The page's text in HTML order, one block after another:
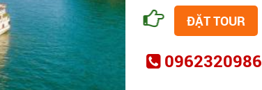
ĐẶT TOUR
0962320986